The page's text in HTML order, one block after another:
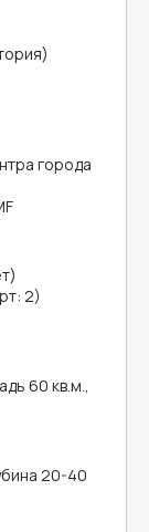
города
2)
60 кв.м.,
20-40